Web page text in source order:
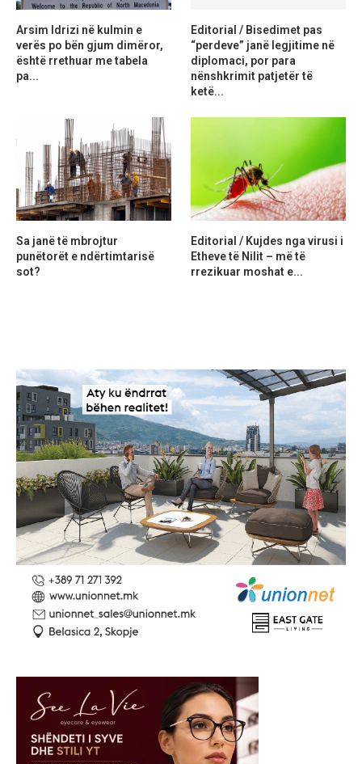
Arsim Idrizi në kulmin e
verës po bën gjum dimëror,
është rrethuar me tabela
pa...
Editorial / Bisedimet pas
“perdeve” janë legjitime në
diplomaci, por para
nënshkrimit patjetër të
ketë...
Sa janë të mbrojtur
punëtorët e ndërtimtarisë
sot?
Editorial / Kujdes nga virusi i
Etheve të Nilit – më të
rrezikuar moshat e...